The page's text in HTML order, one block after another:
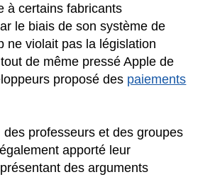
à certains fabricants
le biais de son système de
ne violait pas la législation
de même pressé Apple de
proposé des paiements
des professeurs et des groupes
apporté leur
des arguments